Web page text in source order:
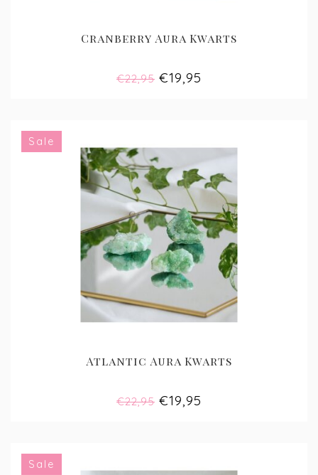
Cranberry Aura Kwarts
€22,95 €19,95
Sale
Atlantic Aura Kwarts
€22,95 €19,95
Sale